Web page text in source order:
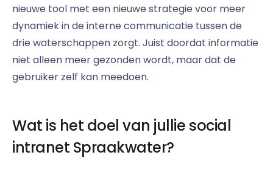
nieuwe tool met een nieuwe strategie voor meer
dynamiek in de interne communicatie tussen de
drie waterschappen zorgt. Juist doordat informatie
niet alleen meer gezonden wordt, maar dat de
gebruiker zelf kan meedoen.
Wat is het doel van jullie social
intranet Spraakwater?